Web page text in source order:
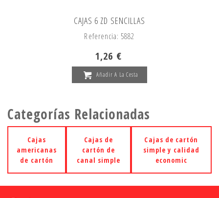
CAJAS 6 ZD SENCILLAS
Referencia: 5882
1,26 €
Añadir A La Cesta
Categorías Relacionadas
Cajas
americanas
de cartón
Cajas de
cartón de
canal simple
Cajas de cartón
simple y calidad
economic